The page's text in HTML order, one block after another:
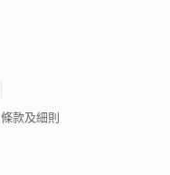
條款及細則